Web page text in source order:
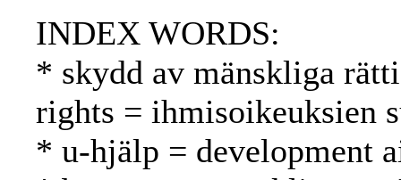
INDEX WORDS:
* skydd av mänskliga
rights = ihmisoikeuksien
* u-hjälp = development